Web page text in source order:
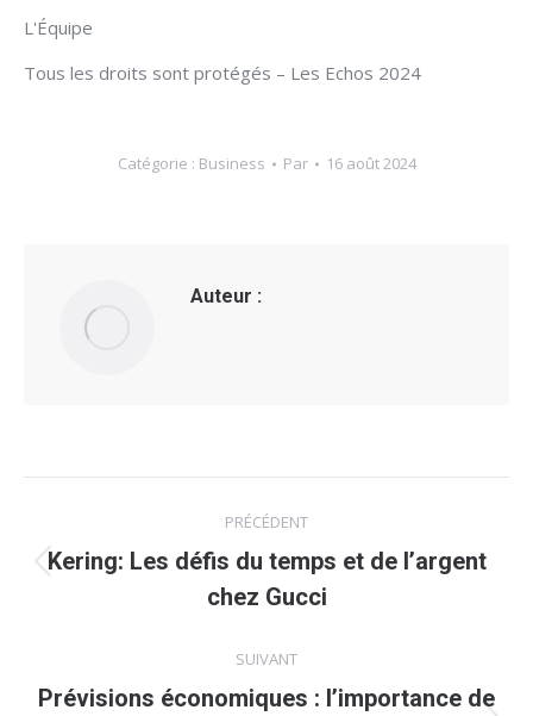
L'Équipe
Tous les droits sont protégés – Les Echos 2024
Catégorie : Business Par 16 août 2024
Auteur :
article
PRÉCÉDENT
Article
précédent
Kering: Les défis du temps et de l’argent
chez Gucci
SUIVANT
Prévisions économiques : l’importance de